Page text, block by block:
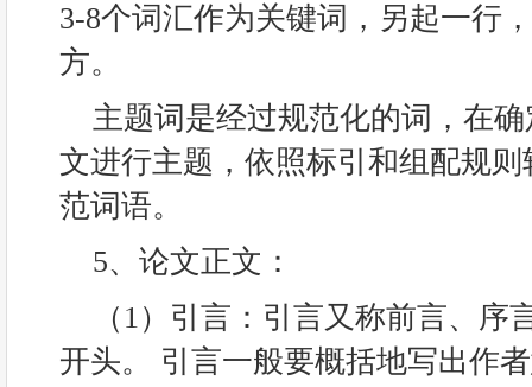
3-8个词汇作为关键词，另起一行
方。
主题词是经过规范化的词，在
文进行主题，依照标引和组配规
范词语。
5、论文正文：
（1）引言：引言又称前言、序
开头。 引言一般要概括地写出作